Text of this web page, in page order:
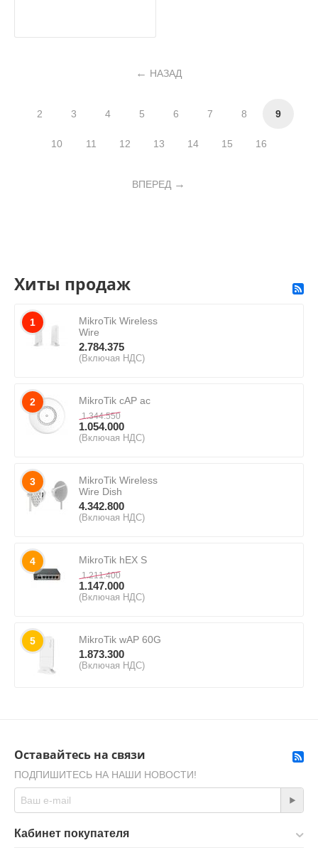
НАЗАД
2 3 4 5 6 7 8 9
10 11 12 13 14 15 16
ВПЕРЕД
Хиты продаж
1
MikroTik Wireless
Wire
2.784.375
(Включая НДС)
2 MikroTik cAP ac
1.344.550
1.054.000
(Включая НДС)
3
MikroTik Wireless
Wire Dish
4.342.800
(Включая НДС)
4 MikroTik hEX S
1.211.400
1.147.000
(Включая НДС)
5 MikroTik wAP 60G
1.873.300
(Включая НДС)
Оставайтесь на связи
ПОДПИШИТЕСЬ НА НАШИ НОВОСТИ!
Кабинет покупателя